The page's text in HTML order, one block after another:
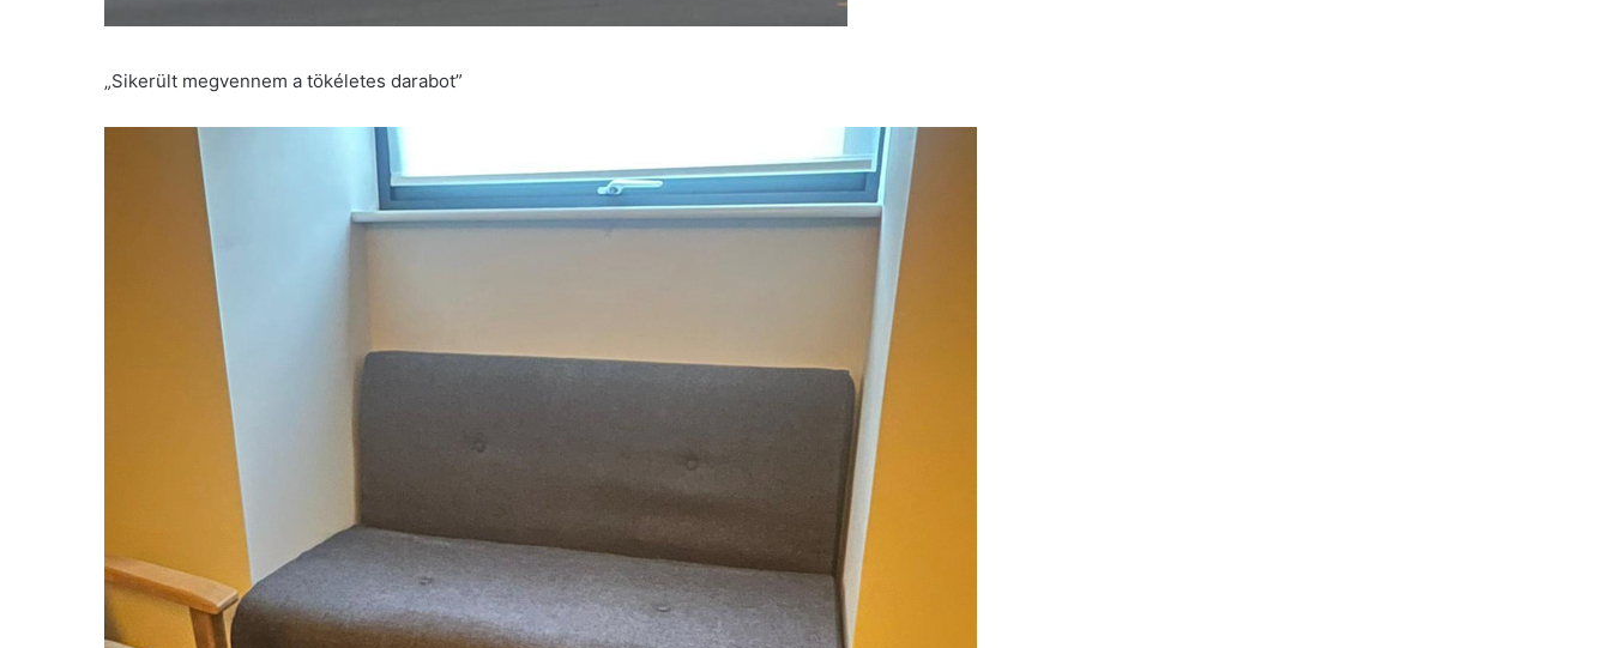
„Sikerült megvennem a tökéletes darabot”